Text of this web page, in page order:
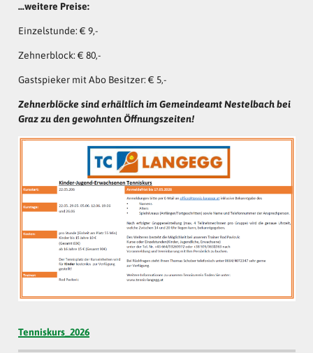
…weitere Preise:
Einzelstunde: € 9,-
Zehnerblock: € 80,-
Gastspieker mit Abo Besitzer: € 5,-
Zehnerblöcke sind erhältlich im Gemeindeamt Nestelbach bei
Grazzu den gewohnten Öffnungszeiten!
Tenniskurs_2026